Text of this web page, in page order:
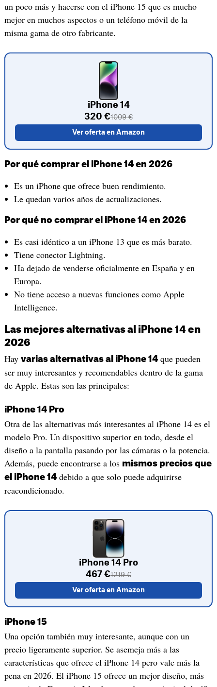
un poco más y hacerse con el iPhone 15 que es mucho
mejor en muchos aspectos o un teléfono móvil de la
misma gama de otro fabricante.
iPhone 14
320 €1009 €
Ver oferta en Amazon
Por qué comprar el iPhone 14 en 2026
Es un iPhone que ofrece buen rendimiento.
Le quedan varios años de actualizaciones.
Por qué no comprar el iPhone 14 en 2026
Es casi idéntico a un iPhone 13 que es más barato.
Tiene conector Lightning.
Ha dejado de venderse oficialmente en España y en
Europa.
No tiene acceso a nuevas funciones como Apple
Intelligence.
Las mejores alternativas al iPhone 14 en
2026
Hay varias alternativas al iPhone 14que pueden
ser muy interesantes y recomendables dentro de la gama
de Apple. Estas son las principales:
iPhone 14 Pro
Otra de las alternativas más interesantes al iPhone 14 es el
modelo Pro. Un dispositivo superior en todo, desde el
diseño a la pantalla pasando por las cámaras o la potencia.
Además, puede encontrarse a los mismos precios que
el iPhone 14debido a que solo puede adquirirse
reacondicionado.
iPhone 14 Pro
467 €1219 €
Ver oferta en Amazon
iPhone 15
Una opción también muy interesante, aunque con un
precio ligeramente superior. Se asemeja más a las
características que ofrece el iPhone 14 pero vale más la
pena en 2026. El iPhone 15 ofrece un mejor diseño, más